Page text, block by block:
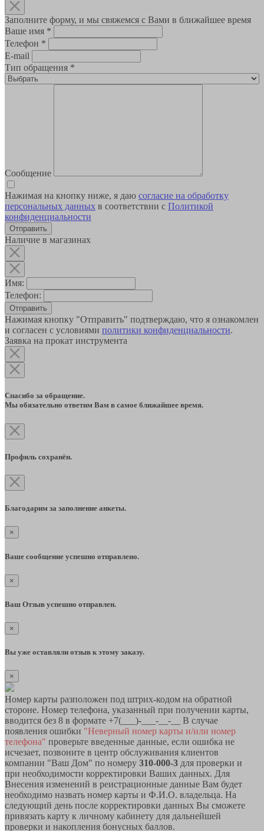
Заполните форму, и мы свяжемся с Вами в ближайшее время
Ваше имя *
Телефон *
E-mail
Тип обращения *
Сообщение
Нажимая на кнопку ниже, я даю согласие на обработку
персональных данных в соответствии с Политикой
конфиденциальности
Наличие в магазинах
Имя:
Телефон:
Отправить
Нажимая кнопку "Отправить" подтверждаю, что я ознакомлен
и согласен с условиями политики конфиденциальности.
Заявка на прокат инструмента
Спасибо за обращение.
Мы обязательно ответим Вам в самое ближайшее время.
Профиль сохранён.
Благодарим за заполнение анкеты.
×
Ваше сообщение успешно отправлено.
×
Ваш Отзыв успешно отправлен.
×
Вы уже оставляли отзыв к этому заказу.
×
Номер карты разположен под штрих-кодом на обратной
стороне. Номер телефона, указанный при получении карты,
вводится без 8 в формате +7(___)-___-__-__ В случае
появления ошибки "Неверный номер карты и/или номер
телефона" проверьте введенные данные, если ошибка не
исчезает, позвоните в центр обслуживания клиентов
компании "Ваш Дом" по номеру 310-000-3 для проверки и
при необходимости корректировки Ваших данных. Для
Внесения изменений в реистрационные данные Вам будет
необходимо назвать номер карты и Ф.И.О. владельца. На
следующий день после корректировки данных Вы сможете
привязать карту к личному кабинету для дальнейшей
проверки и накопления бонусных баллов.